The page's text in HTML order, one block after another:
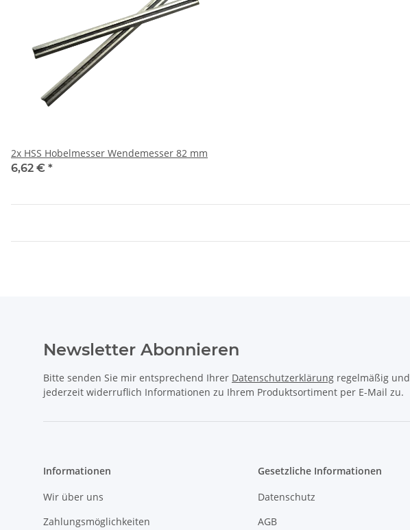
2x HSS Hobelmesser Wendemesser 82 mm
6,62 € *
Newsletter Abonnieren
Bitte senden Sie mir entsprechend Ihrer Datenschutzerklärung regelmäßig und
jederzeit widerruflich Informationen zu Ihrem Produktsortiment per E-Mail zu.
Informationen
Wir über uns
Zahlungsmöglichkeiten
Gesetzliche Informationen
Datenschutz
AGB